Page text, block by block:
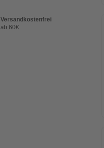
Versandkostenfrei
ab 60€